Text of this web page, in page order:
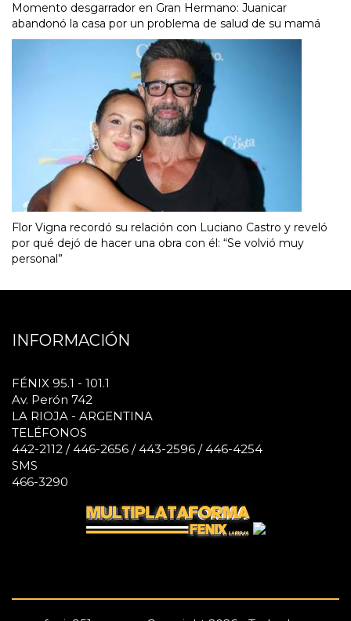
Momento desgarrador en Gran Hermano: Juanicar
abandonó la casa por un problema de salud de su mamá
Flor Vigna recordó su relación con Luciano Castro y reveló
por qué dejó de hacer una obra con él: “Se volvió muy
personal”
INFORMACIÓN
FÉNIX 95.1 - 101.1
Av. Perón 742
LA RIOJA - ARGENTINA
TELÉFONOS
442-2112 / 446-2656 / 443-2596 / 446-4254
SMS
466-3290